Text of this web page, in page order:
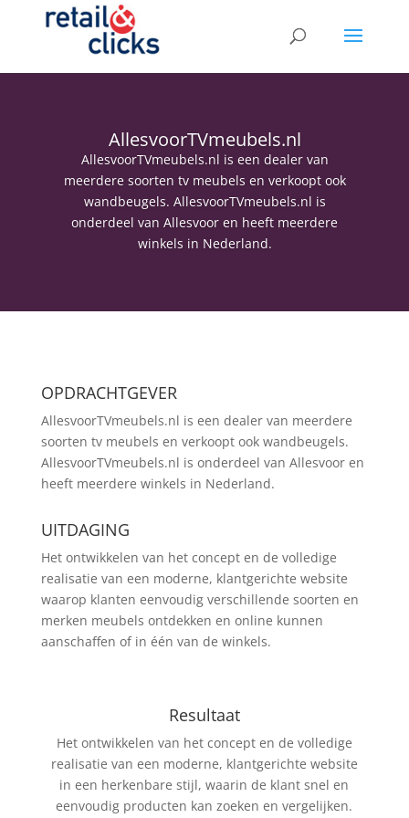
AllesvoorTVmeubels.nl
AllesvoorTVmeubels.nl is een dealer van
meerdere soorten tv meubels en verkoopt ook
wandbeugels. AllesvoorTVmeubels.nl is
onderdeel van Allesvoor en heeft meerdere
winkels in Nederland.
OPDRACHTGEVER
AllesvoorTVmeubels.nl is een dealer van meerdere
soorten tv meubels en verkoopt ook wandbeugels.
AllesvoorTVmeubels.nl is onderdeel van Allesvoor en
heeft meerdere winkels in Nederland.
UITDAGING
Het ontwikkelen van het concept en de volledige
realisatie van een moderne, klantgerichte website
waarop klanten eenvoudig verschillende soorten en
merken meubels ontdekken en online kunnen
aanschaffen of in één van de winkels.
Resultaat
Het ontwikkelen van het concept en de volledige
realisatie van een moderne, klantgerichte website
in een herkenbare stijl, waarin de klant snel en
eenvoudig producten kan zoeken en vergelijken.